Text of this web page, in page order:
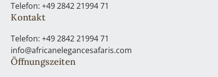
Telefon: +49 2842 21994 71
Kontakt
Telefon: +49 2842 21994 71
info@africanelegancesafaris.com
Öffnungszeiten